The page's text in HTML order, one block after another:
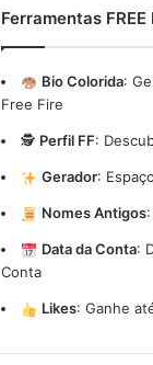
Ferramentas
Bio Colorida:
Free Fire
🕵️ Perfil FF:
Gerador:
Nomes Antigos:
Data da Conta:
Conta
Likes: Ganhe